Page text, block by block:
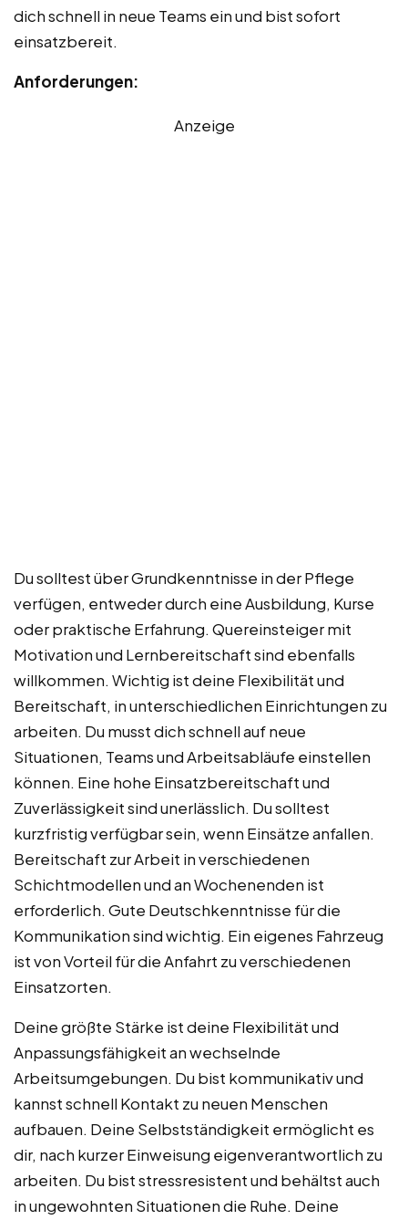
dich schnell in neue Teams ein und bist sofort
einsatzbereit.
Anforderungen:
Anzeige
Du solltest über Grundkenntnisse in der Pflege
verfügen, entweder durch eine Ausbildung, Kurse
oder praktische Erfahrung. Quereinsteiger mit
Motivation und Lernbereitschaft sind ebenfalls
willkommen. Wichtig ist deine Flexibilität und
Bereitschaft, in unterschiedlichen Einrichtungen zu
arbeiten. Du musst dich schnell auf neue
Situationen, Teams und Arbeitsabläufe einstellen
können. Eine hohe Einsatzbereitschaft und
Zuverlässigkeit sind unerlässlich. Du solltest
kurzfristig verfügbar sein, wenn Einsätze anfallen.
Bereitschaft zur Arbeit in verschiedenen
Schichtmodellen und an Wochenenden ist
erforderlich. Gute Deutschkenntnisse für die
Kommunikation sind wichtig. Ein eigenes Fahrzeug
ist von Vorteil für die Anfahrt zu verschiedenen
Einsatzorten.
Deine größte Stärke ist deine Flexibilität und
Anpassungsfähigkeit an wechselnde
Arbeitsumgebungen. Du bist kommunikativ und
kannst schnell Kontakt zu neuen Menschen
aufbauen. Deine Selbstständigkeit ermöglicht es
dir, nach kurzer Einweisung eigenverantwortlich zu
arbeiten. Du bist stressresistent und behältst auch
in ungewohnten Situationen die Ruhe. Deine